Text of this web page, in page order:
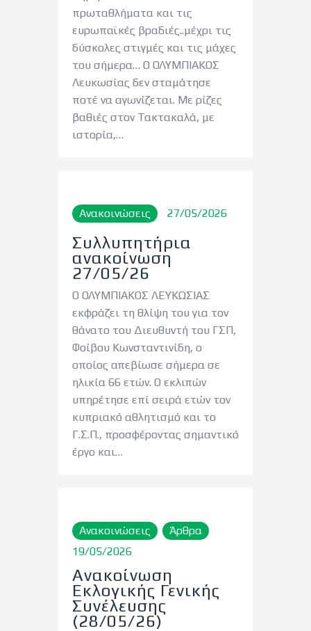
πρωταθλήματα και τις
ευρωπαϊκές βραδιές..μέχρι τις
δύσκολες στιγμές και τις μάχες
του σήμερα… Ο ΟΛΥΜΠΙΑΚΟΣ
Λευκωσίας δεν σταμάτησε
ποτέ να αγωνίζεται. Με ρίζες
βαθιές στον Τακτακαλά, με
ιστορία,…
Ανακοινώσεις 27/05/2026
Συλλυπητήρια
ανακοίνωση
27/05/26
Ο ΟΛΥΜΠΙΑΚΟΣ ΛΕΥΚΩΣΙΑΣ
εκφράζει τη θλίψη του για τον
θάνατο του Διευθυντή του ΓΣΠ,
Φοίβου Κωνσταντινίδη, ο
οποίος απεβίωσε σήμερα σε
ηλικία 66 ετών. Ο εκλιπών
υπηρέτησε επί σειρά ετών τον
κυπριακό αθλητισμό και το
Γ.Σ.Π., προσφέροντας σημαντικό
έργο και…
Ανακοινώσεις
Άρθρα
19/05/2026
Ανακοίνωση
Εκλογικής Γενικής
Συνέλευσης
(28/05/26)